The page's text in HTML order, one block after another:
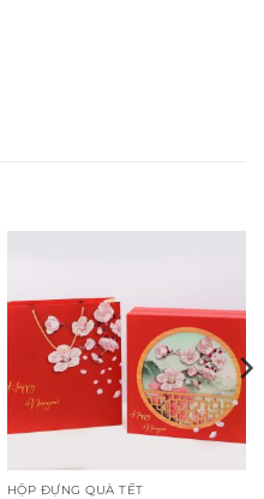
HỘP ĐỰNG QUÀ TẾT